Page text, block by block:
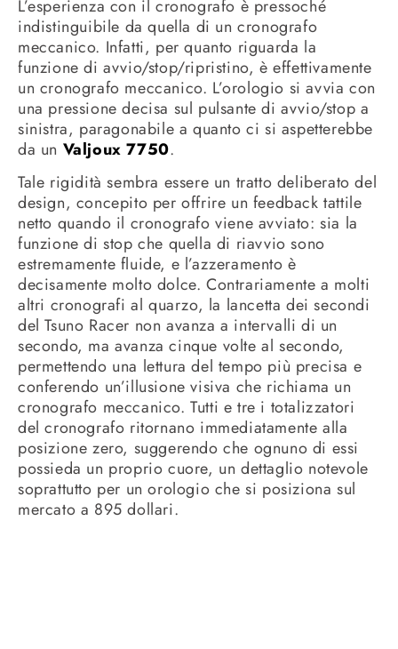
L’esperienza con il cronografo è pressoché
indistinguibile da quella di un cronografo
meccanico. Infatti, per quanto riguarda la
funzione di avvio/stop/ripristino, è effettivamente
un cronografo meccanico. L’orologio si avvia con
una pressione decisa sul pulsante di avvio/stop a
sinistra, paragonabile a quanto ci si aspetterebbe
da un Valjoux 7750.
Tale rigidità sembra essere un tratto deliberato del
design, concepito per offrire un feedback tattile
netto quando il cronografo viene avviato: sia la
funzione di stop che quella di riavvio sono
estremamente fluide, e l’azzeramento è
decisamente molto dolce. Contrariamente a molti
altri cronografi al quarzo, la lancetta dei secondi
del Tsuno Racer non avanza a intervalli di un
secondo, ma avanza cinque volte al secondo,
permettendo una lettura del tempo più precisa e
conferendo un’illusione visiva che richiama un
cronografo meccanico. Tutti e tre i totalizzatori
del cronografo ritornano immediatamente alla
posizione zero, suggerendo che ognuno di essi
possieda un proprio cuore, un dettaglio notevole
soprattutto per un orologio che si posiziona sul
mercato a 895 dollari.